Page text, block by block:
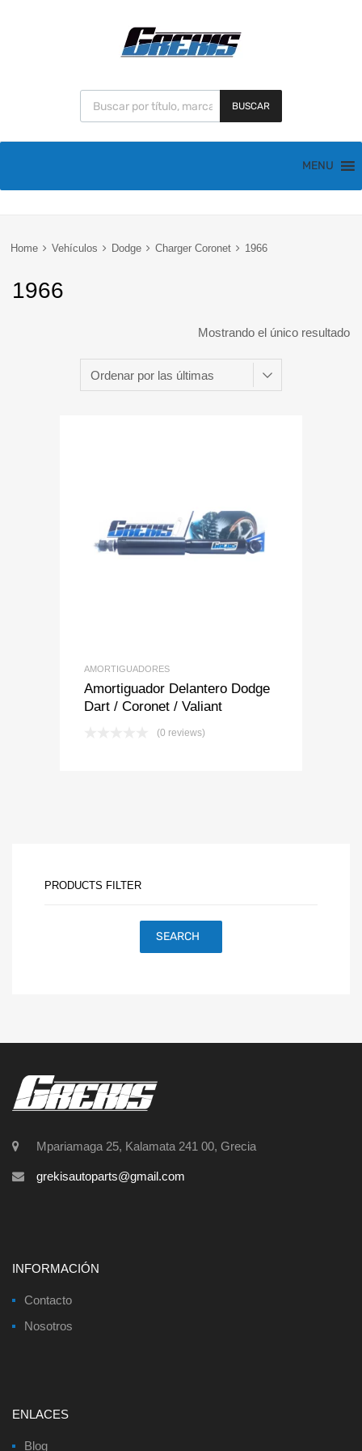
BUSCAR
MENU
Home Vehículos Dodge Charger Coronet 1966
1966
Mostrando el único resultado
Add to Wishlist
Add to Compare
AMORTIGUADORES
Amortiguador Delantero Dodge
Dart / Coronet / Valiant
(0 reviews)
PRODUCTS FILTER
SEARCH
Mpariamaga 25, Kalamata 241 00, Grecia
grekisautoparts@gmail.com
INFORMACIÓN
Contacto
Nosotros
ENLACES
Blog